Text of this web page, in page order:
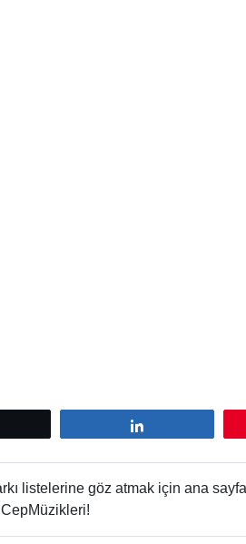
listelerine göz atmak için ana